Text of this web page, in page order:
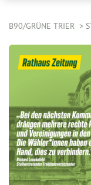
B90/GRÜNE TRIER